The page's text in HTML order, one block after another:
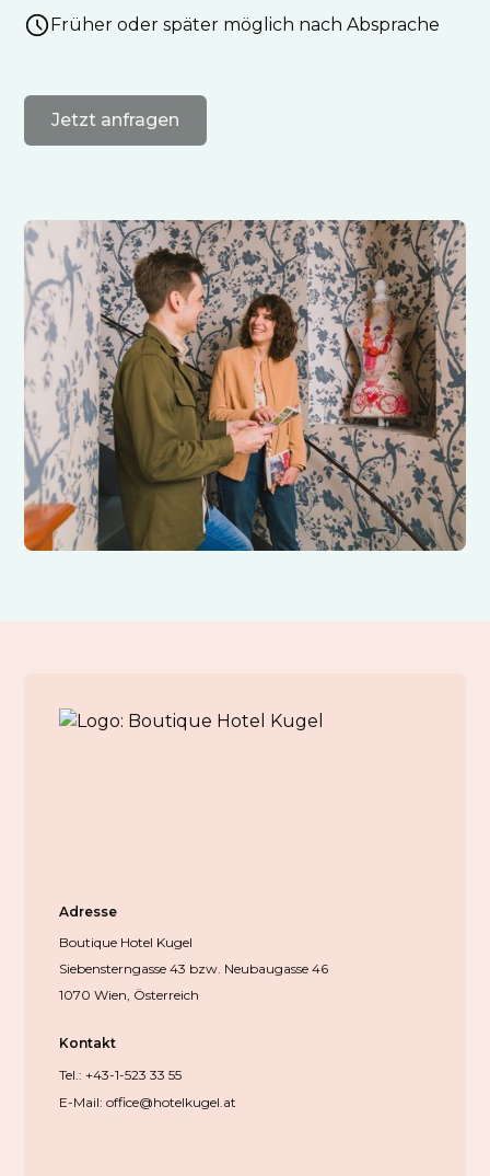
Früher oder später möglich nach Absprache
Jetzt anfragen
Adresse
Boutique Hotel Kugel
Siebensterngasse 43 bzw. Neubaugasse 46
1070 Wien, Österreich
Kontakt
Tel.: +43-1-523 33 55
E-Mail: office@hotelkugel.at